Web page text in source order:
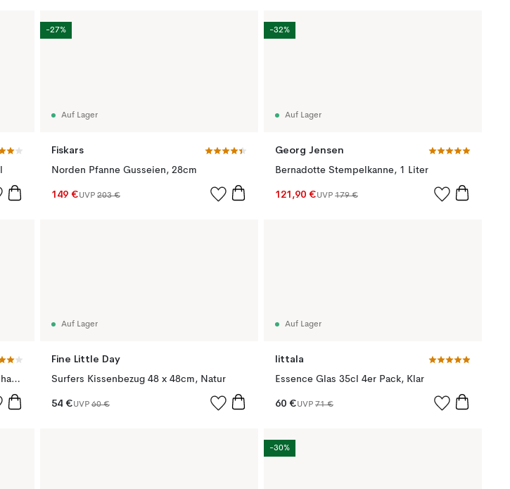
Auf Lager
Fiskars
Norden Pfanne Gusseien, 28cm
149 €UVP 203 €
-27%
Auf Lager
Georg Jensen
Bernadotte Stempelkanne, 1 Liter
121,90 €UVP 179 €
-32%
Hune Besteck 16 Teile, Brushed satin hammered
Auf Lager
Fine Little Day
Surfers Kissenbezug 48 x 48cm, Natur
54 €UVP 60 €
Auf Lager
Iittala
Essence Glas 35cl 4er Pack, Klar
60 €UVP 71 €
-30%